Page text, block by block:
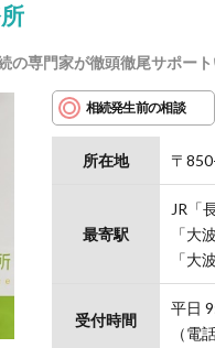
専門家が徹頭徹尾サポー
相続発生前の相談
所在地 〒
最寄駅
JR「
「大
「大
受付時間
平日
（電